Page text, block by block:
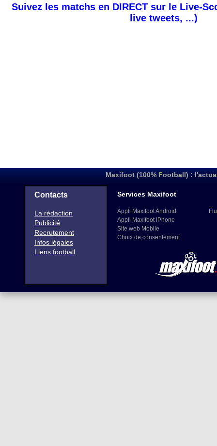
Suivez les matchs en DIRECT sur le Live-
live tweets, ...)
Maxifoot (100% Football) :
Contacts
La rédaction
Publicité
Recrutement
Infos légales
Liens football
Services Maxifoot
Appli Maxifoot Android
Appli Maxifoot iPhone
Site web Mobile
Choix de consentement